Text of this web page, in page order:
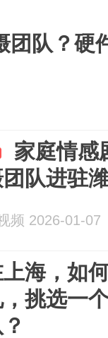
团队？硬
家庭情感
队进驻
频 2026-01-07
海，如
挑选一